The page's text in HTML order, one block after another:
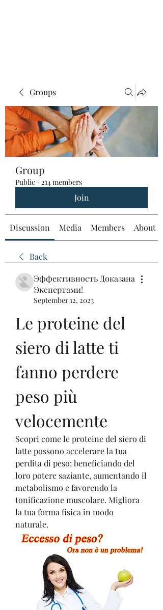
Groups
Group
Public · 214 members
Join
Discussion Media Members About
Back
Эффективность Доказана
Экспертами!
September 12, 2023
Le proteine ​​del
siero di latte ti
fanno perdere
peso più
velocemente
Scopri come le proteine ​​del siero di
latte possono accelerare la tua
perdita di peso: beneficiando del
loro potere saziante, aumentando il
metabolismo e favorendo la
tonificazione muscolare. Migliora
la tua forma fisica in modo
naturale.